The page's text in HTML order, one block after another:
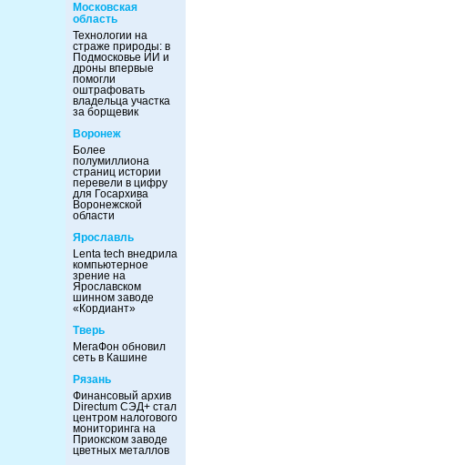
Московская
область
Технологии на
страже природы: в
Подмосковье ИИ и
дроны впервые
помогли
оштрафовать
владельца участка
за борщевик
Воронеж
Более
полумиллиона
страниц истории
перевели в цифру
для Госархива
Воронежской
области
Ярославль
Lenta tech внедрила
компьютерное
зрение на
Ярославском
шинном заводе
«Кордиант»
Тверь
МегаФон обновил
сеть в Кашине
Рязань
Финансовый архив
Directum СЭД+ стал
центром налогового
мониторинга на
Приокском заводе
цветных металлов